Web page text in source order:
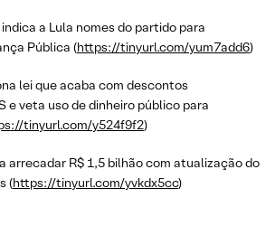
a Lula nomes do partido para
Pública (https://tinyurl.com/yum7add6)
lei que acaba com descontos
e veta uso de dinheiro público para
tinyurl.com/y524f9f2)
arrecadar R$ 1,5 bilhão com atualização do
(https://tinyurl.com/yvkdx5cc)